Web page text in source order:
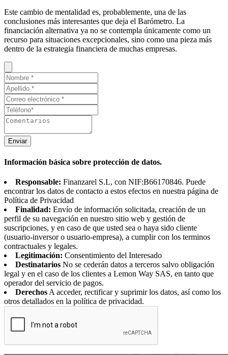
Este cambio de mentalidad es, probablemente, una de las
conclusiones más interesantes que deja el Barómetro. La
financiación alternativa ya no se contempla únicamente como un
recurso para situaciones excepcionales, sino como una pieza más
dentro de la estrategia financiera de muchas empresas.
Enviar
Información básica sobre protección de datos.
Responsable: Finanzarel S.L, con NIF:B66170846. Puede
encontrar los datos de contacto a estos efectos en nuestra página de
Política de Privacidad
Finalidad: Envío de información solicitada, creación de un
perfil de su navegación en nuestro sitio web y gestión de
suscripciones, y en caso de que usted sea o haya sido cliente
(usuario-inversor o usuario-empresa), a cumplir con los terminos
contractuales y legales.
Legitimación: Consentimiento del Interesado
Destinatarios No se cederán datos a terceros salvo obligación
legal y en el caso de los clientes a Lemon Way SAS, en tanto que
operador del servicio de pagos.
Derechos A acceder, rectificar y suprimir los datos, así como los
otros detallados en la política de privacidad.